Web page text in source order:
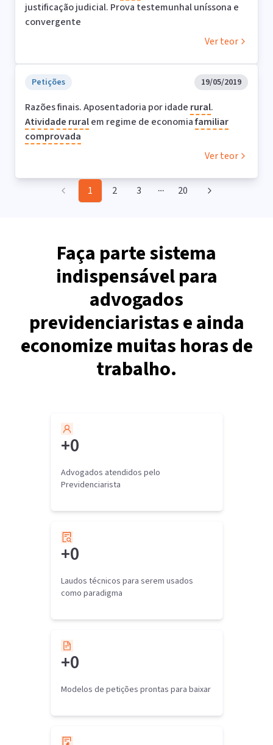
justificação judicial. Prova testemunhal uníssona e
convergente
Ver teor
Petições 19/05/2019
Razões finais. Aposentadoria por idade rural.
Atividade ruralem regime de economiafamiliar
comprovada
Ver teor
1 2 3 More pages
20
Faça parte sistema
indispensável para
advogados
previdenciaristas e ainda
economize muitas horas de
trabalho.
+0
Advogados atendidos pelo
Previdenciarista
+0
Laudos técnicos para serem usados
como paradigma
+0
Modelos de petições prontas para baixar